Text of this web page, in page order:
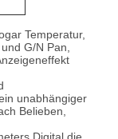
Temperatur,
G/N Pan,
unabhängiger
Belieben,